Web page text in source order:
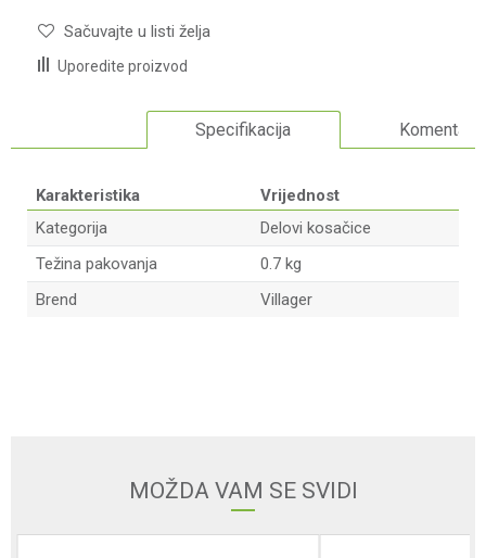
Sačuvajte u listi želja
Uporedite proizvod
Specifikacija Komentari
Karakteristika
Vrijednost
Kategorija
Delovi kosačice
Težina pakovanja
0.7 kg
Brend
Villager
MOŽDA VAM SE SVIDI